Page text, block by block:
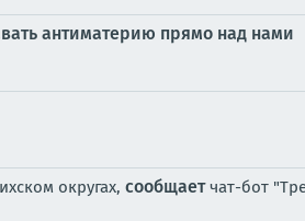
антиматерию прямо над нами
округах, сообщаетчат-бот